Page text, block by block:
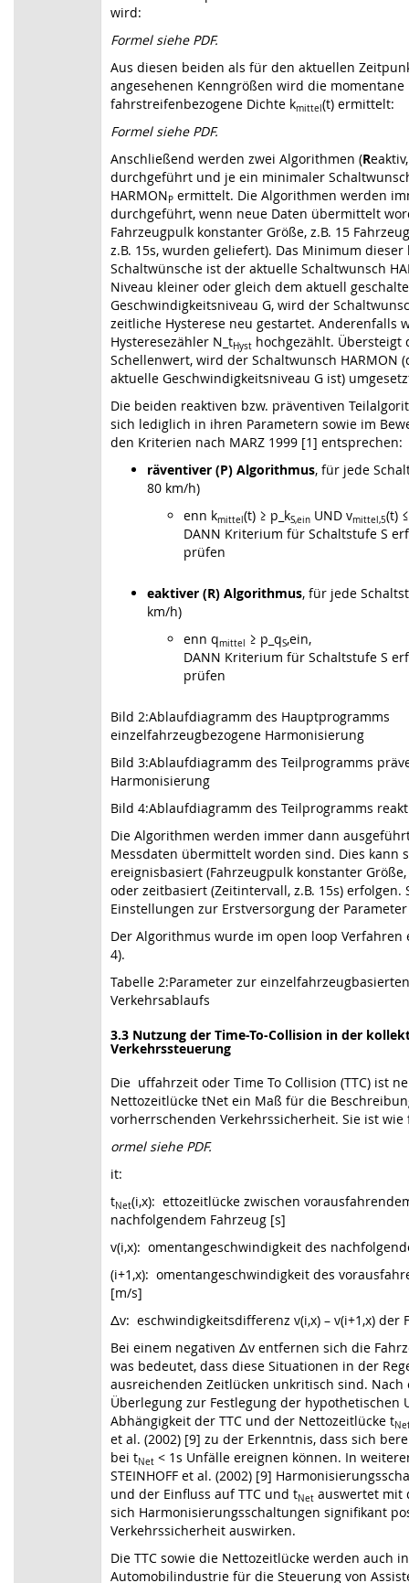
wird:
Formel siehe PDF.
Aus diesen beiden als für den aktuellen
angesehenen Kenngrößen wird die momentane
fahrstreifenbezogene Dichte kmittel(t) ermittelt:
Formel siehe PDF.
Anschließend werden zwei Algorithmen (R
durchgeführt und je ein minimaler
HARMONP ermittelt. Die Algorithmen werden
durchgeführt, wenn neue Daten übermittelt
Fahrzeugpulk konstanter Größe, z.B. 15
z.B. 15s, wurden geliefert). Das Minimum dieser
Schaltwünsche ist der aktuelle Schaltwunsch
Niveau kleiner oder gleich dem aktuell
Geschwindigkeitsniveau G, wird der
zeitliche Hysterese neu gestartet. Anderenfalls
Hysteresezähler N_tHyst hochgezählt. Übersteigt
Schellenwert, wird der Schaltwunsch HARMON
aktuelle Geschwindigkeitsniveau G ist)
Die beiden reaktiven bzw. präventiven
sich lediglich in ihren Parametern sowie im
den Kriterien nach MARZ 1999 [1] entsprechen:
räventiver (P) Algorithmus, für jede
80 km/h)
enn kmittel(t) ≥ p_kS,ein UND vmittel,5(t)
DANN Kriterium für Schaltstufe S
prüfen
eaktiver (R) Algorithmus, für jede
km/h)
enn qmittel ≥ p_qS,ein,
DANN Kriterium für Schaltstufe S
prüfen
Bild 2:Ablaufdiagramm des Hauptprogramms
einzelfahrzeugbezogene Harmonisierung
Bild 3:Ablaufdiagramm des Teilprogramms
Harmonisierung
Bild 4:Ablaufdiagramm des Teilprogramms
Die Algorithmen werden immer dann
Messdaten übermittelt worden sind. Dies kann
ereignisbasiert (Fahrzeugpulk konstanter Größe,
oder zeitbasiert (Zeitintervall, z.B. 15s) erfolgen.
Einstellungen zur Erstversorgung der
Der Algorithmus wurde im open loop Verfahren
4).
Tabelle 2:Parameter zur
Verkehrsablaufs
3.3 Nutzung der Time-To-Collision in der
Verkehrssteuerung
Die uffahrzeit oder Time To Collision (TTC) ist
Nettozeitlücke tNet ein Maß für die
vorherrschenden Verkehrssicherheit. Sie ist
ormel siehe PDF.
it:
tNet(i,x): ettozeitlücke zwischen
nachfolgendem Fahrzeug [s]
v(i,x): omentangeschwindigkeit des
(i+1,x): omentangeschwindigkeit des
[m/s]
Δv: eschwindigkeitsdifferenz v(i,x) – v(i+1,x) der
Bei einem negativen Δv entfernen sich die
was bedeutet, dass diese Situationen in der
ausreichenden Zeitlücken unkritisch sind.
Überlegung zur Festlegung der hypothetischen
Abhängigkeit der TTC und der Nettozeitlücke t
et al. (2002) [9] zu der Erkenntnis, dass sich
bei tNet < 1s Unfälle ereignen können. In
STEINHOFF et al. (2002) [9]
und der Einfluss auf TTC und tNet auswertet mit
sich Harmonisierungsschaltungen signifikant
Verkehrssicherheit auswirken.
Die TTC sowie die Nettozeitlücke werden auch
Automobilindustrie für die Steuerung von